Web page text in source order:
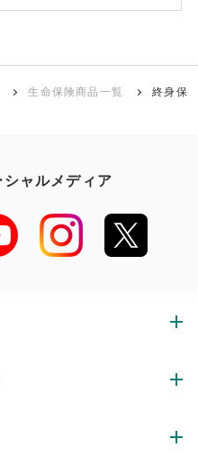
生命保険商品一覧
終身保
ャルメディア